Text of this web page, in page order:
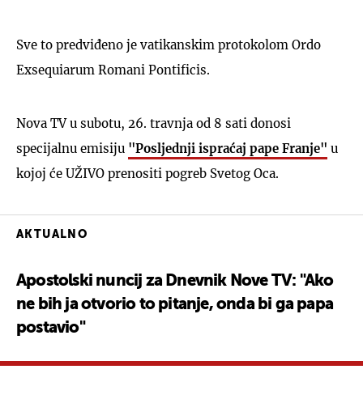
Sve to predviđeno je vatikanskim protokolom Ordo
Exsequiarum Romani Pontificis.
Nova TV u subotu, 26. travnja od 8 sati donosi
specijalnu emisiju "Posljednji ispraćaj pape Franje" u
kojoj će UŽIVO prenositi pogreb Svetog Oca.
AKTUALNO
Apostolski nuncij za Dnevnik Nove TV: "Ako
ne bih ja otvorio to pitanje, onda bi ga papa
postavio"